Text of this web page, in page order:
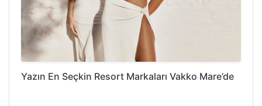
Yazın En Seçkin Resort Markaları Vakko Mare’de